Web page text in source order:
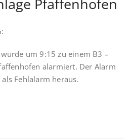
Pfaffenhofen
um 9:15 zu einem B3 –
alarmiert. Der Alarm
Fehlalarm heraus.